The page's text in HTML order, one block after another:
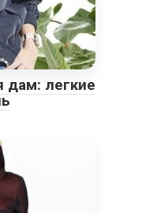
дам: легкие